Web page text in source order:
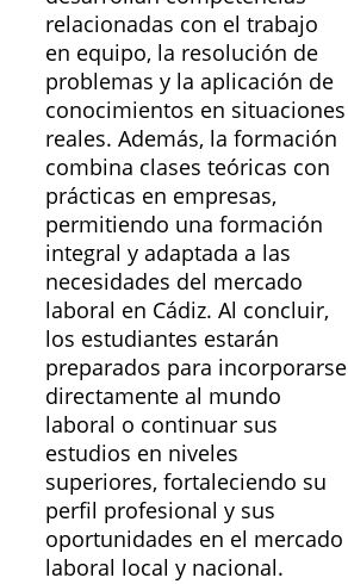
relacionadas con el trabajo
en equipo, la resolución de
problemas y la aplicación de
conocimientos en situaciones
reales. Además, la formación
combina clases teóricas con
prácticas en empresas,
permitiendo una formación
integral y adaptada a las
necesidades del mercado
laboral en Cádiz. Al concluir,
los estudiantes estarán
preparados para incorporarse
directamente al mundo
laboral o continuar sus
estudios en niveles
superiores, fortaleciendo su
perfil profesional y sus
oportunidades en el mercado
laboral local y nacional.